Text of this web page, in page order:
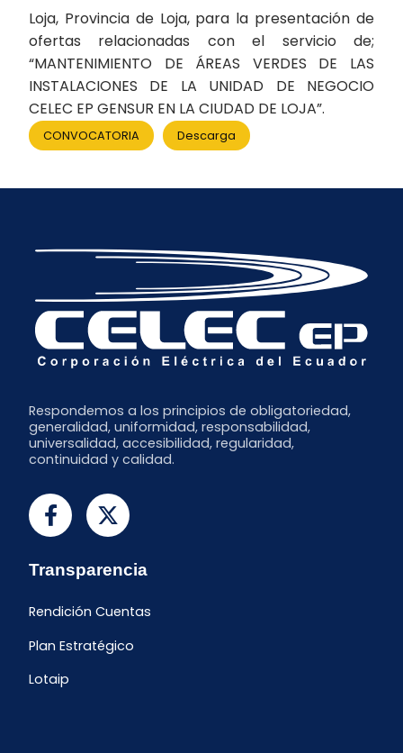
Loja, Provincia de Loja, para la presentación de
ofertas relacionadas con el servicio de;
“MANTENIMIENTO DE ÁREAS VERDES DE LAS
INSTALACIONES DE LA UNIDAD DE NEGOCIO
CELEC EP GENSUR EN LA CIUDAD DE LOJA”.
CONVOCATORIA Descarga
Respondemos a los principios de obligatoriedad,
generalidad, uniformidad, responsabilidad,
universalidad, accesibilidad, regularidad,
continuidad y calidad.
Transparencia
Rendición Cuentas
Plan Estratégico
Lotaip